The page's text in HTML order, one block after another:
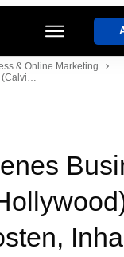
Start
& Online Marketing
Dein eigenes Business (Calvin Hollywood): Alle Infos, Kosten, Inhalte & Erfahrungen